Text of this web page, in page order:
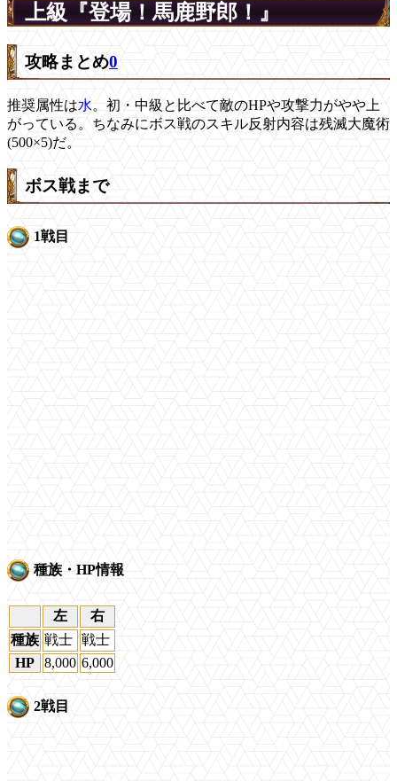
上級『登場！馬鹿野郎！』
攻略まとめ0
推奨属性は水。初・中級と比べて敵のHPや攻撃力がやや上
がっている。ちなみにボス戦のスキル反射内容は残滅大魔術
(500×5)だ。
ボス戦まで
1戦目
種族・HP情報
左
右
種族 戦士 戦士
HP
8,000 6,000
2戦目